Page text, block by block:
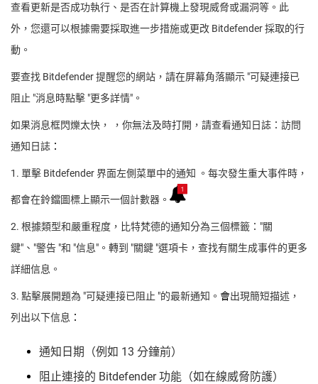
查看更新是否成功執行、是否在計算機上發現威脅或漏洞等。此
外，您還可以根據需要採取進一步措施或更改 Bitdefender 採取的行
動。
要查找 Bitdefender 提醒您的網站，請在屏幕角落顯示 "可疑連接已
阻止 "消息時點擊 "更多詳情"。
如果消息框閃爍太快， ，你無法及時打開，請查看通知日誌：訪問
通知日誌 ：
1. 單擊 Bitdefender 界面左側菜單中的通知 。每次發生重大事件時，
都會在鈴鐺圖標上顯示一個計數器。
2. 根據類型和嚴重程度，比特梵德的通知分為三個標籤："關
鍵"、"警告 "和 "信息"。轉到 "關鍵 "選項卡，查找有關生成事件的更多
詳細信息。
3. 點擊展開題為 "可疑連接已阻止 "的最新通知。 會出現簡短描述，
列出以下信息 ：
通知日期（例如 13 分鐘前）
阻止連接的 Bitdefender 功能（如在線威脅防護）